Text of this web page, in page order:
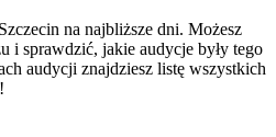
na najbliższe dni. Możesz
i sprawdzić, jakie audycje były tego
audycji znajdziesz listę wszystkich